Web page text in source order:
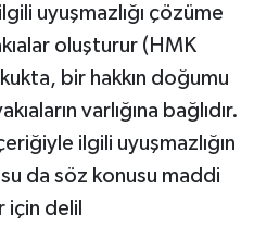
uyuşmazlığı çözüme
oluşturur (HMK
bir hakkın doğumu
varlığına bağlıdır.
ilgili uyuşmazlığın
da söz konusu maddi
için delil